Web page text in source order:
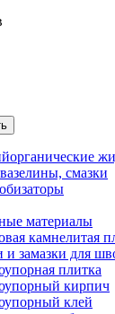
смазки
материалы
камнелитая
и замазки для
плитка
кирпич
клей